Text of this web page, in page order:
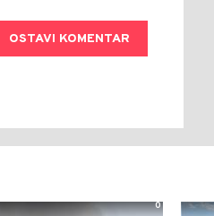
OSTAVI KOMENTAR
0